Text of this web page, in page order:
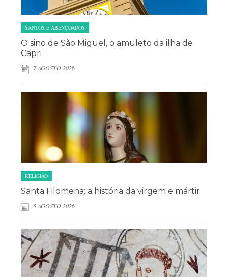
SANTOS E ABENÇOADOS
O sino de São Miguel, o amuleto da ilha de
Capri
7 AGOSTO 2026
RELIGIÃO
Santa Filomena: a história da virgem e mártir
5 AGOSTO 2026